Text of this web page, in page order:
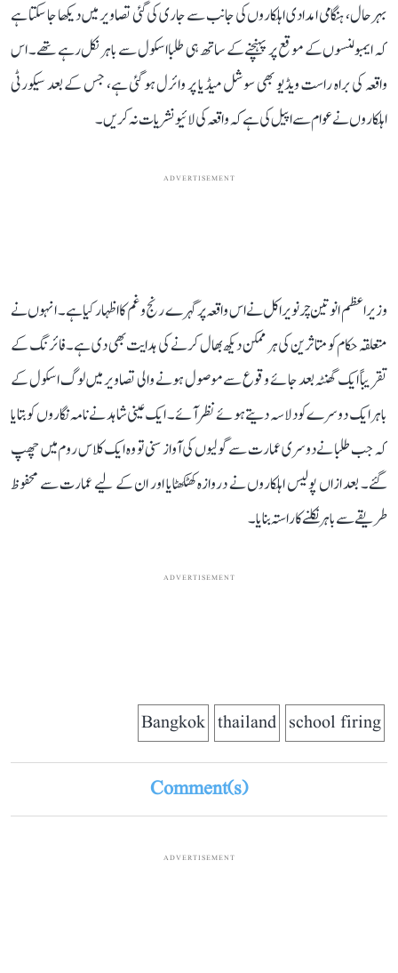
بہرحال، ہنگامی امدادی اہلکاروں کی جانب سے جاری کی گئی تصاویر میں دیکھا جا سکتا ہے
کہ ایمبولنسوں کے موقع پر پہنچنے کے ساتھ ہی طلبا اسکول سے باہر نکل رہے تھے۔ اس
واقعہ کی براہ راست ویڈیو بھی سوشل میڈیا پر وائرل ہو گئی ہے، جس کے بعد سیکورٹی
اہلکاروں نے عوام سے اپیل کی ہے کہ واقعہ کی لائیو نشریات نہ کریں۔
ADVERTISEMENT
وزیر اعظم انوتین چرنویراکل نے اس واقعہ پر گہرے رنج و غم کا اظہار کیا ہے۔ انہوں نے
متعلقہ حکام کو متاثرین کی ہر ممکن دیکھ بھال کرنے کی ہدایت بھی دی ہے۔ فائرنگ کے
تقریباً ایک گھنٹہ بعد جائے وقوع سے موصول ہونے والی تصاویر میں لوگ اسکول کے
باہر ایک دوسرے کو دلاسہ دیتے ہوئے نظر آئے۔ ایک عینی شاہد نے نامہ نگاروں کو بتایا
کہ جب طلبا نے دوسری عمارت سے گولیوں کی آواز سنی تو وہ ایک کلاس روم میں چھپ
گئے۔ بعد ازاں پولیس اہلکاروں نے دروازہ کھٹکھٹایا اور ان کے لیے عمارت سے محفوظ
طریقے سے باہر نکلنے کا راستہ بنایا۔
ADVERTISEMENT
school firing
thailand
Bangkok
Comment(s)
ADVERTISEMENT